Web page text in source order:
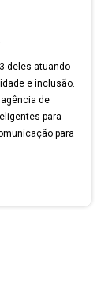
deles atuando
e inclusão.
de
para
para